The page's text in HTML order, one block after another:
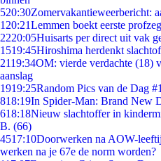
520:30Zomervakantieweerbericht:
1 20:21Lemmen boekt eerste
2220:05Huisarts per direct uit vak
1519:45Hiroshima herdenkt
2119:34OM: vierde verdachte (18)
aanslag
1919:25Random Pics van de Dag
818:19In Spider-Man: Brand New
618:18Nieuw slachtoffer in
B. (66)
4517:10Doorwerken na AOW-
werken na je 67e de norm worden?